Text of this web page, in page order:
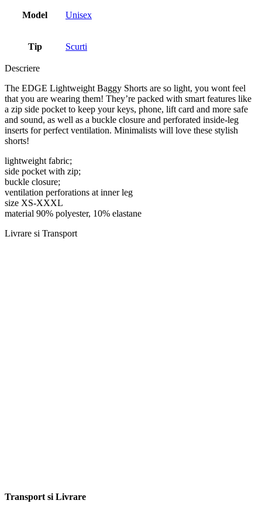
Model Unisex
Tip Scurti
Descriere
The EDGE Lightweight Baggy Shorts are so light, you wont feel
that you are wearing them! They’re packed with smart features like
a zip side pocket to keep your keys, phone, lift card and more safe
and sound, as well as a buckle closure and perforated inside-leg
inserts for perfect ventilation. Minimalists will love these stylish
shorts!
lightweight fabric;
side pocket with zip;
buckle closure;
ventilation perforations at inner leg
size XS-XXXL
material 90% polyester, 10% elastane
Livrare si Transport
Transport si Livrare